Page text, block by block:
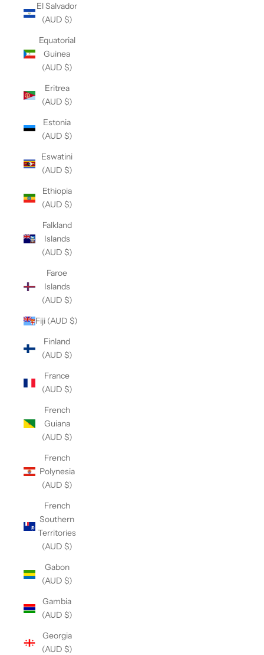
El Salvador
(AUD $)
Equatorial
Guinea
(AUD $)
Eritrea
(AUD $)
Estonia
(AUD $)
Eswatini
(AUD $)
Ethiopia
(AUD $)
Falkland
Islands
(AUD $)
Faroe
Islands
(AUD $)
Fiji (AUD $)
Finland
(AUD $)
France
(AUD $)
French
Guiana
(AUD $)
French
Polynesia
(AUD $)
French
Southern
Territories
(AUD $)
Gabon
(AUD $)
Gambia
(AUD $)
Georgia
(AUD $)